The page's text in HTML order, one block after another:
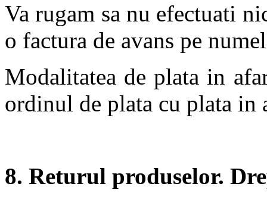
Va rugam sa nu efectuati
o factura de avans pe
Modalitatea de plata in
ordinul de plata cu plata in
8. Returul produselor.